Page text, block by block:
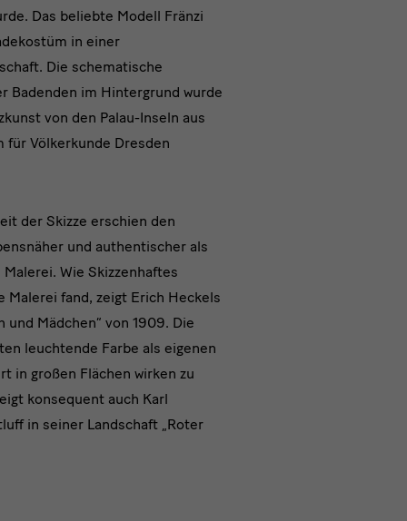
Das beliebte Modell Fränzi
in einer
Die schematische
Badenden im Hintergrund wurde
von den Palau-Inseln aus
für Völkerkunde Dresden
der Skizze erschien den
und authentischer als
Wie Skizzenhaftes
Malerei fand, zeigt Erich Heckels
und Mädchen“ von 1909. Die
leuchtende Farbe als eigenen
in großen Flächen wirken zu
konsequent auch Karl
in seiner Landschaft „Roter